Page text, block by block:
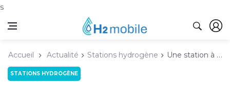
s
Accueil Actualité Stations hydrogène Une station à hydrogène pour le port de Göteborg
STATIONS HYDROGÈNE